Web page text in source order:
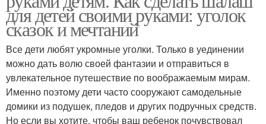
для детей своими руками: уголок
сказок и мечтаний
Все дети любят укромные уголки. Только в уединении
можно дать волю своей фантазии и отправиться в
увлекательное путешествие по воображаемым мирам.
Именно поэтому дети часто сооружают самодельные
домики из подушек, пледов и других подручных средств.
Но если вы хотите, чтобы ваш ребенок почувствовал